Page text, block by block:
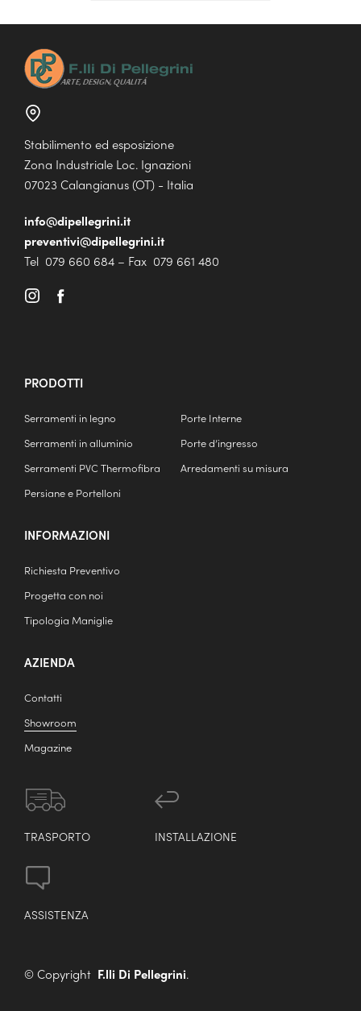
Stabilimento ed esposizione
Zona Industriale Loc. Ignazioni
07023 Calangianus (OT) - Italia
info@dipellegrini.it
preventivi@dipellegrini.it
Tel 079 660 684 – Fax 079 661 480
PRODOTTI
Serramenti in legno
Porte Interne
Serramenti in alluminio
Porte d’ingresso
Serramenti PVC Thermofibra
Arredamenti su misura
Persiane e Portelloni
INFORMAZIONI
Richiesta Preventivo
Progetta con noi
Tipologia Maniglie
AZIENDA
Contatti
Showroom
Magazine
TRASPORTO INSTALLAZIONE
ASSISTENZA
© Copyright F.lli Di Pellegrini.